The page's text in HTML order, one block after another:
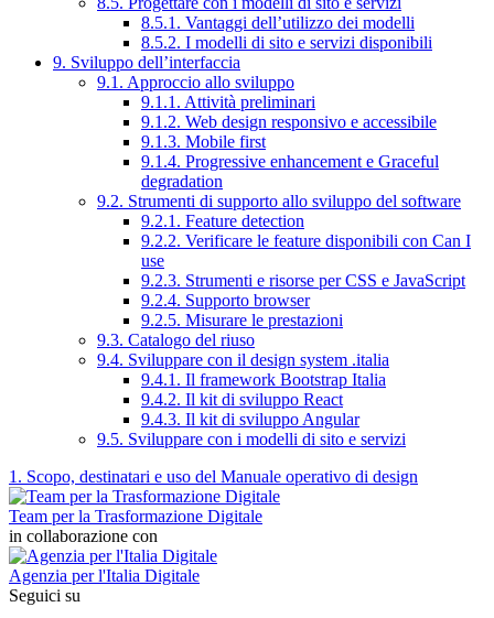
8.5.1. Vantaggi dell’utilizzo dei modelli
8.5.2. I modelli di sito e servizi disponibili
9. Sviluppo dell’interfaccia
9.1. Approccio allo sviluppo
9.1.1. Attività preliminari
9.1.2. Web design responsivo e accessibile
9.1.3. Mobile first
9.1.4. Progressive enhancement e Graceful
degradation
9.2. Strumenti di supporto allo sviluppo del software
9.2.1. Feature detection
9.2.2. Verificare le feature disponibili con Can I
use
9.2.3. Strumenti e risorse per CSS e JavaScript
9.2.4. Supporto browser
9.2.5. Misurare le prestazioni
9.3. Catalogo del riuso
9.4. Sviluppare con il design system .italia
9.4.1. Il framework Bootstrap Italia
9.4.2. Il kit di sviluppo React
9.4.3. Il kit di sviluppo Angular
9.5. Sviluppare con i modelli di sito e servizi
1. Scopo, destinatari e uso del Manuale operativo di design
Team per la Trasformazione Digitale
in collaborazione con
Agenzia per l'Italia Digitale
Seguici su